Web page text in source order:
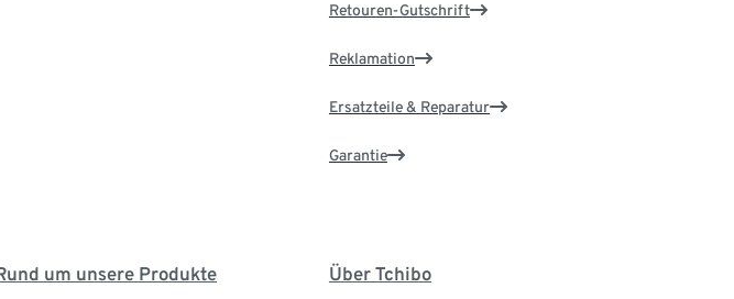
Retouren-Gutschrift
Reklamation
Ersatzteile & Reparatur
Garantie
um unsere Produkte Über Tchibo